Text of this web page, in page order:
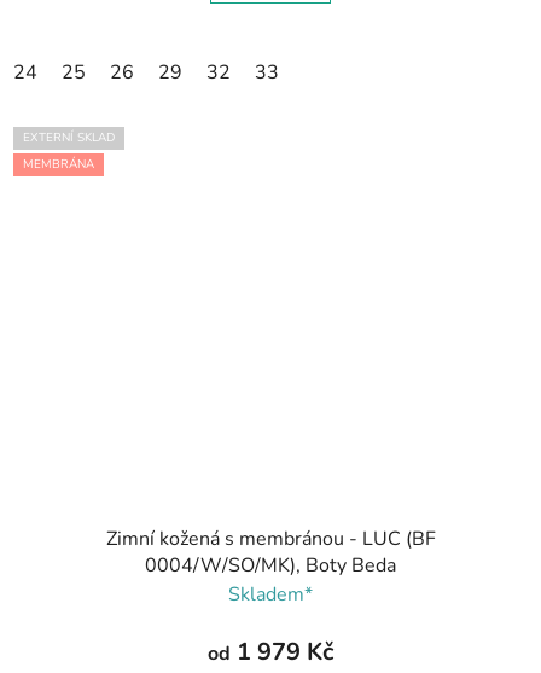
24 25 26 29 32 33
EXTERNÍ SKLAD
MEMBRÁNA
Zimní kožená s membránou - LUC (BF
0004/W/SO/MK), Boty Beda
Skladem*
od 1 979 Kč